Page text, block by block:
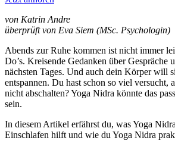
von Katrin Andre
überprüft von Eva Siem (MSc. Psychologin)
Abends zur Ruhe kommen ist nicht immer
Do’s. Kreisende Gedanken über Gespräche
nächsten Tages. Und auch dein Körper will
entspannen. Du hast schon so viel versucht,
nicht abschalten? Yoga Nidra könnte das
sein.
In diesem Artikel erfährst du, was Yoga
Einschlafen hilft und wie du Yoga Nidra